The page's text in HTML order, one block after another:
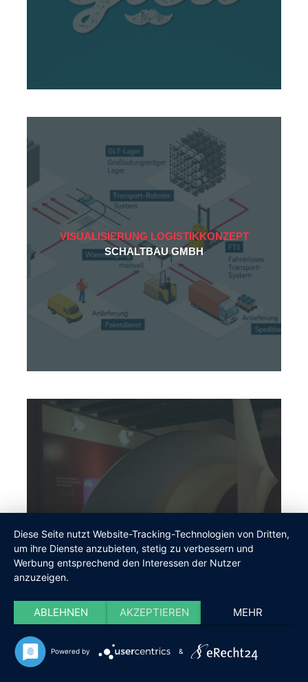
VISUALISIERUNG LOGISTIKKONZEPT
SCHALTBAU GMBH
JAGD LAND FLUSS
Diese Seite nutzt Website-Tracking-Technologien von Dritten,
um ihre Dienste anzubieten, stetig zu verbessern und
Werbung entsprechend den Interessen der Nutzer
anzuzeigen.
ABLEHNEN AKZEPTIEREN MEHR
Powered by &